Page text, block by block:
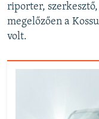
riporter,
megelőzően a
volt.